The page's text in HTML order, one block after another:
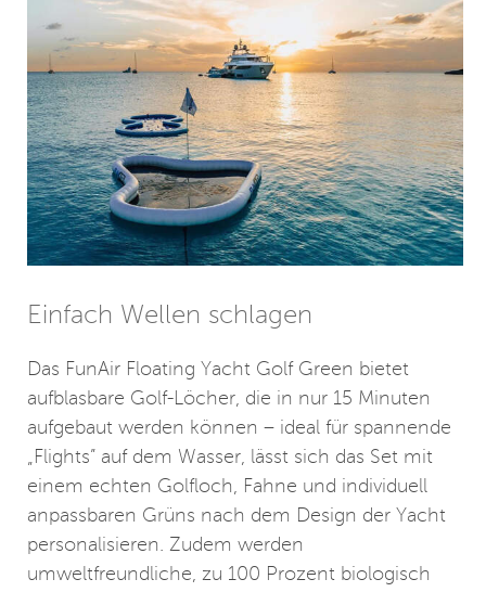
Einfach Wellen schlagen
Das FunAir Floating Yacht Golf Green bietet
aufblasbare Golf-Löcher, die in nur 15 Minuten
aufgebaut werden können – ideal für spannende
„Flights” auf dem Wasser, lässt sich das Set mit
einem echten Golfloch, Fahne und individuell
anpassbaren Grüns nach dem Design der Yacht
personalisieren. Zudem werden
umweltfreundliche, zu 100 Prozent biologisch